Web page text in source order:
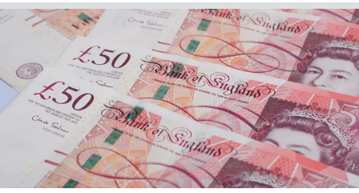
880
1246
375
32
501
229
1441
975